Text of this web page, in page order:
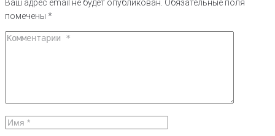
Ваш адрес email не будет опубликован. Обязательные поля
помечены *